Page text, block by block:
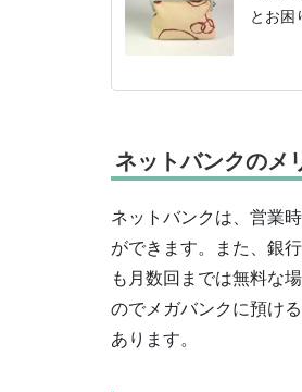
とお困
ネットバンクのメ
ネットバンクは、営業
ができます。また、銀
も月数回までは無料な
のでメガバンクに預け
あります。